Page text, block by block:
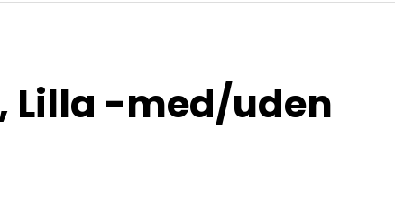
Lilla -med/uden